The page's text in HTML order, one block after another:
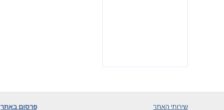
שירותי האתר פרסום באתר